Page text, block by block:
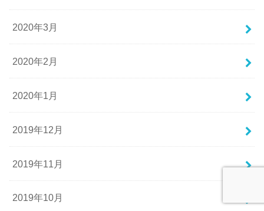
2020年3月
2020年2月
2020年1月
2019年12月
2019年11月
2019年10月